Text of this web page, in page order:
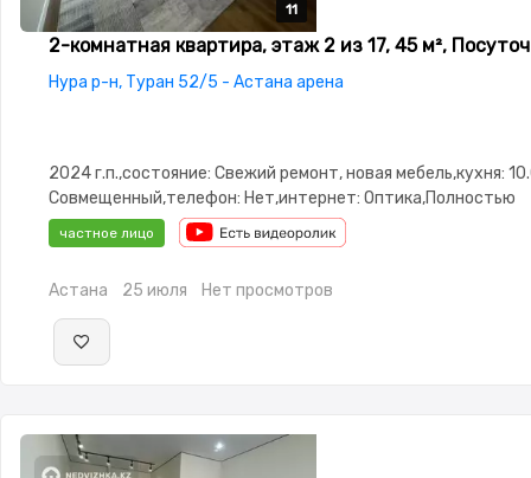
11
11
11
11
11
2-комнатная квартира, этаж 2 из 17, 45 м²,
Нура р-н, Туран 52/5 - Астана арена
2024 г.п.,состояние: Свежий ремонт, новая мебель,кухня:
Совмещенный,телефон: Нет,интернет: Оптика,Полностью
меблирована,Полностью меблирована,потолки:
охраняемая стоянка,Охрана,Кодовый
студия,Встроенная кухня,Новая сантехника,Тихий
частное лицо
Астана 25 июля Нет просмотров